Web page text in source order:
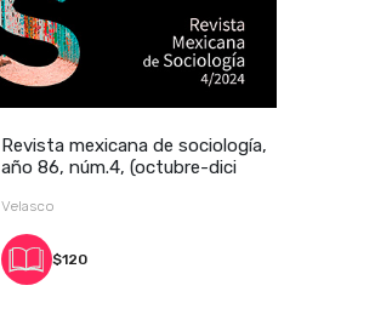
Revista mexicana de sociología,
año 86, núm.4, (octubre-dici
Velasco
$120